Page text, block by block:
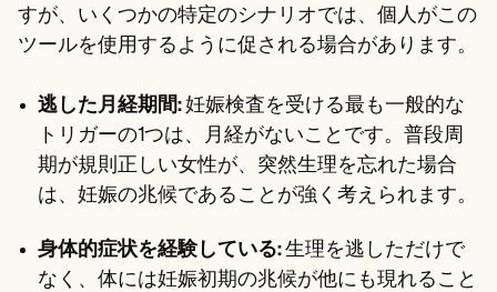
すが、いくつかの特定のシナリオでは、個人がこの
ツールを使用するように促される場合があります。
逃した月経期間:妊娠検査を受ける最も一般的な
トリガーの1つは、月経がないことです。普段周
期が規則正しい女性が、突然生理を忘れた場合
は、妊娠の兆候であることが強く考えられます。
身体的症状を経験している:生理を逃しただけで
なく、体には妊娠初期の兆候が他にも現れること